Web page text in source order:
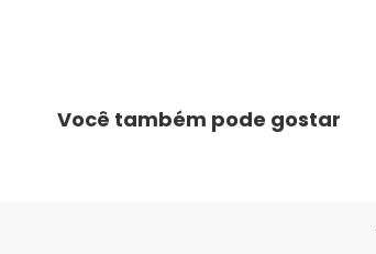
abril/2026
Você também pode gostar